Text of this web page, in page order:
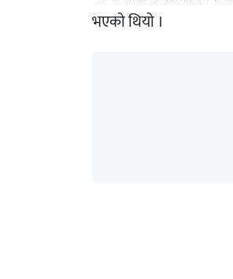
भएकाे थियाे ।